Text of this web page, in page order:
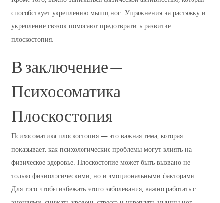
способствует укреплению мышц ног. Упражнения на растяжку и
укрепление связок помогают предотвратить развитие
плоскостопия.
В заключение —
Психосоматика
Плоскостопия
Психосоматика плоскостопия — это важная тема, которая
показывает, как психологические проблемы могут влиять на
физическое здоровье. Плоскостопие может быть вызвано не
только физиологическими, но и эмоциональными факторами.
Для того чтобы избежать этого заболевания, важно работать с